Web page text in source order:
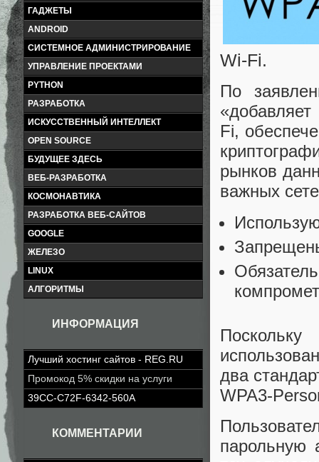
ГАДЖЕТЫ
ANDROID
СИСТЕМНОЕ АДМИНИСТРИРОВАНИЕ
УПРАВЛЕНИЕ ПРОЕКТАМИ
PYTHON
РАЗРАБОТКА
ИСКУССТВЕННЫЙ ИНТЕЛЛЕКТ
OPEN SOURCE
БУДУЩЕЕ ЗДЕСЬ
ВЕБ-РАЗРАБОТКА
КОСМОНАВТИКА
РАЗРАБОТКА ВЕБ-САЙТОВ
GOOGLE
ЖЕЛЕЗО
LINUX
АЛГОРИТМЫ
ИНФОРМАЦИЯ
Лучший хостинг сайтов - REG.RU
Промокод 5% скидки на услуги
39CC-C72F-6342-560A
КОММЕНТАРИИ
Wi-Fi.
По
Fi,
рынков
важных
два
WPA3-
парольную